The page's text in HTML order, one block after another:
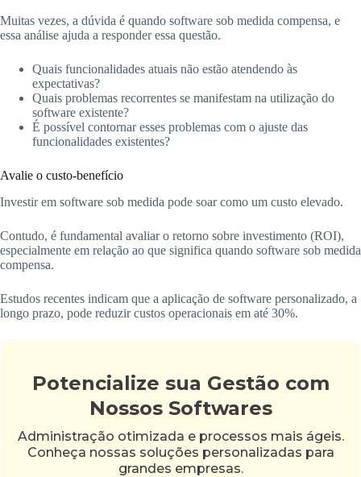
Muitas vezes, a dúvida é quando software sob medida compensa, e
essa análise ajuda a responder essa questão.
Quais funcionalidades atuais não estão atendendo às
expectativas?
Quais problemas recorrentes se manifestam na utilização do
software existente?
É possível contornar esses problemas com o ajuste das
funcionalidades existentes?
Avalie o custo-benefício
Investir em software sob medida pode soar como um custo elevado.
Contudo, é fundamental avaliar o retorno sobre investimento (ROI),
especialmente em relação ao que significa quando software sob medida
compensa.
Estudos recentes indicam que a aplicação de software personalizado, a
longo prazo, pode reduzir custos operacionais em até 30%.
Potencialize sua Gestão com
Nossos Softwares
Administração otimizada e processos mais ágeis.
Conheça nossas soluções personalizadas para
grandes empresas.